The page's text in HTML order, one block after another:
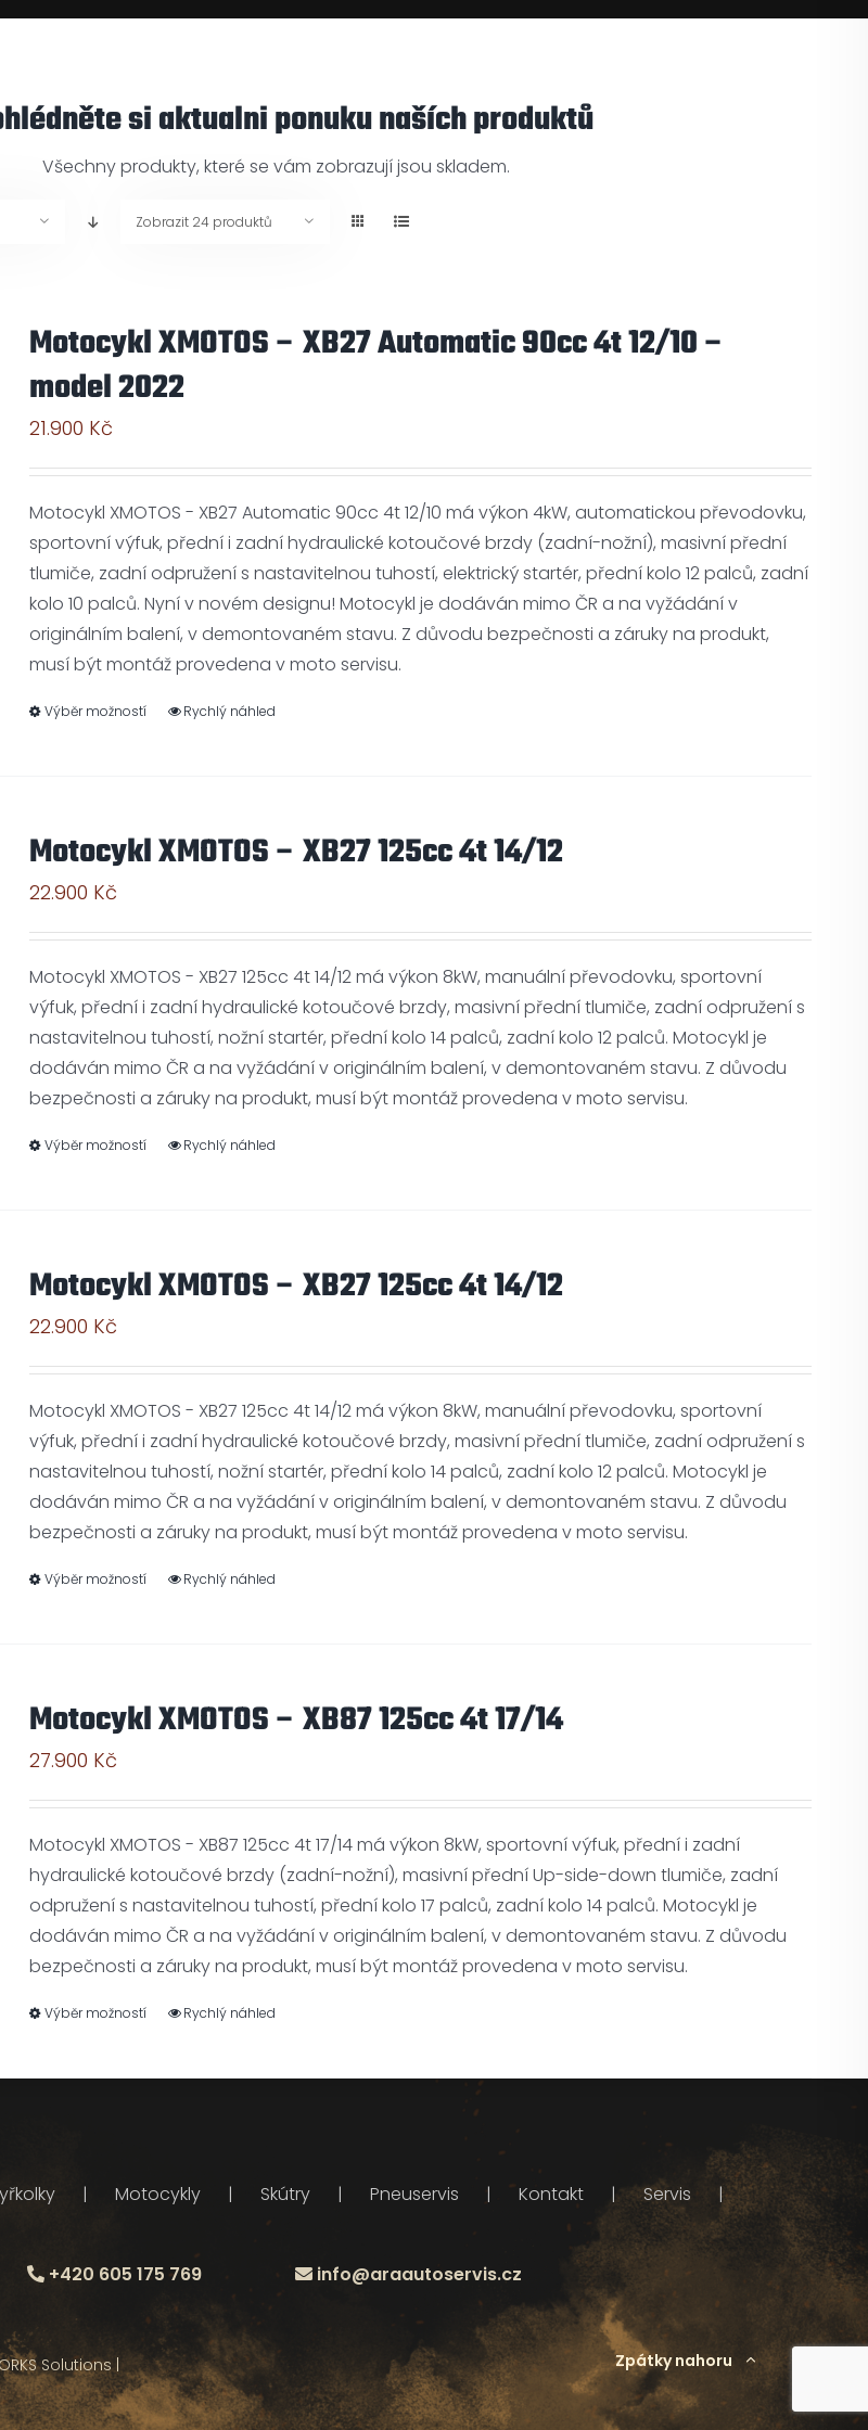
si aktualni ponuku naších produktů
Všechny produkty, které se vám zobrazují jsou skladem.
Zobrazit 24 produktů
Motocykl XMOTOS – XB27 Automatic 90cc 4t 12/10 –
model 2022
21.900 Kč
Motocykl XMOTOS - XB27 Automatic 90cc 4t 12/10 má výkon 4kW, automatickou převodovku,
sportovní výfuk, přední i zadní hydraulické kotoučové brzdy (zadní-nožní), masivní přední
tlumiče, zadní odpružení s nastavitelnou tuhostí, elektrický startér, přední kolo 12 palců, zadní
kolo 10 palců. Nyní v novém designu! Motocykl je dodáván mimo ČR a na vyžádání v
originálním balení, v demontovaném stavu. Z důvodu bezpečnosti a záruky na produkt,
musí být montáž provedena v moto servisu.
Výběr možností Rychlý náhled
Motocykl XMOTOS – XB27 125cc 4t 14/12
22.900 Kč
Motocykl XMOTOS - XB27 125cc 4t 14/12 má výkon 8kW, manuální převodovku, sportovní
výfuk, přední i zadní hydraulické kotoučové brzdy, masivní přední tlumiče, zadní odpružení s
nastavitelnou tuhostí, nožní startér, přední kolo 14 palců, zadní kolo 12 palců. Motocykl je
dodáván mimo ČR a na vyžádání v originálním balení, v demontovaném stavu. Z důvodu
bezpečnosti a záruky na produkt, musí být montáž provedena v moto servisu.
Výběr možností Rychlý náhled
Motocykl XMOTOS – XB27 125cc 4t 14/12
22.900 Kč
Motocykl XMOTOS - XB27 125cc 4t 14/12 má výkon 8kW, manuální převodovku, sportovní
výfuk, přední i zadní hydraulické kotoučové brzdy, masivní přední tlumiče, zadní odpružení s
nastavitelnou tuhostí, nožní startér, přední kolo 14 palců, zadní kolo 12 palců. Motocykl je
dodáván mimo ČR a na vyžádání v originálním balení, v demontovaném stavu. Z důvodu
bezpečnosti a záruky na produkt, musí být montáž provedena v moto servisu.
Výběr možností Rychlý náhled
Motocykl XMOTOS – XB87 125cc 4t 17/14
27.900 Kč
Motocykl XMOTOS - XB87 125cc 4t 17/14 má výkon 8kW, sportovní výfuk, přední i zadní
hydraulické kotoučové brzdy (zadní-nožní), masivní přední Up-side-down tlumiče, zadní
odpružení s nastavitelnou tuhostí, přední kolo 17 palců, zadní kolo 14 palců. Motocykl je
dodáván mimo ČR a na vyžádání v originálním balení, v demontovaném stavu. Z důvodu
bezpečnosti a záruky na produkt, musí být montáž provedena v moto servisu.
Výběr možností Rychlý náhled
Motocykly Skútry Pneuservis Kontakt Servis
+420 605 175 769 info@araautoservis.cz
Solutions|
Zpátky nahoru